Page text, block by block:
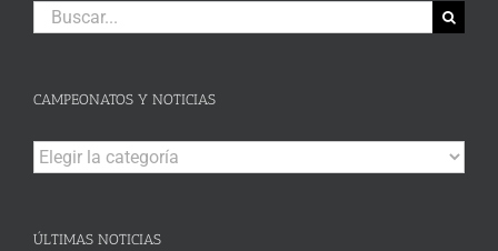
Buscar:
CAMPEONATOS Y NOTICIAS
Campeonatos
y
ÚLTIMAS NOTICIAS